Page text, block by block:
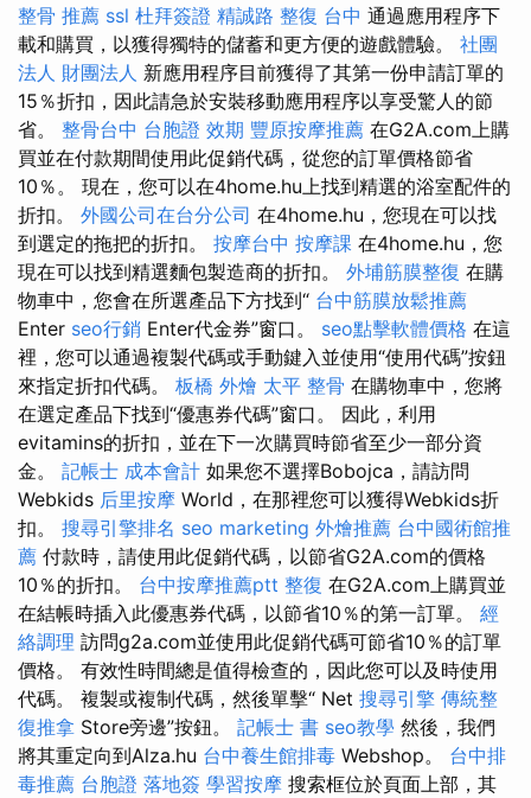
整骨 推薦 ssl 杜拜簽證 精誠路 整復 台中 通過應用程序下
載和購買，以獲得獨特的儲蓄和更方便的遊戲體驗。 社團
法人 財團法人 新應用程序目前獲得了其第一份申請訂單的
15％折扣，因此請急於安裝移動應用程序以享受驚人的節
省。 整骨台中 台胞證 效期 豐原按摩推薦 在G2A.com上購
買並在付款期間使用此促銷代碼，從您的訂單價格節省
10％。 現在，您可以在4home.hu上找到精選的浴室配件的
折扣。 外國公司在台分公司 在4home.hu，您現在可以找
到選定的拖把的折扣。 按摩台中 按摩課 在4home.hu，您
現在可以找到精選麵包製造商的折扣。 外埔筋膜整復 在購
物車中，您會在所選產品下方找到“ 台中筋膜放鬆推薦
Enter seo行銷 Enter代金券”窗口。 seo點擊軟體價格 在這
裡，您可以通過複製代碼或手動鍵入並使用“使用代碼”按鈕
來指定折扣代碼。 板橋 外燴 太平 整骨 在購物車中，您將
在選定產品下找到“優惠券代碼”窗口。 因此，利用
evitamins的折扣，並在下一次購買時節省至少一部分資
金。 記帳士 成本會計 如果您不選擇Bobojca，請訪問
Webkids 后里按摩 World，在那裡您可以獲得Webkids折
扣。 搜尋引擎排名 seo marketing 外燴推薦 台中國術館推
薦 付款時，請使用此促銷代碼，以節省G2A.com的價格
10％的折扣。 台中按摩推薦ptt 整復 在G2A.com上購買並
在結帳時插入此優惠券代碼，以節省10％的第一訂單。 經
絡調理 訪問g2a.com並使用此促銷代碼可節省10％的訂單
價格。 有效性時間總是值得檢查的，因此您可以及時使用
代碼。 複製或複制代碼，然後單擊“ Net 搜尋引擎 傳統整
復推拿 Store旁邊”按鈕。 記帳士 書 seo教學 然後，我們
將其重定向到Alza.hu 台中養生館排毒 Webshop。 台中排
毒推薦 台胞證 落地簽 學習按摩 搜索框位於頁面上部，其